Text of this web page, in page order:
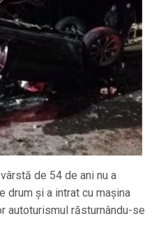
de 54 de ani nu a
drum şi a intrat cu maşina
autoturismul răsturnându-se